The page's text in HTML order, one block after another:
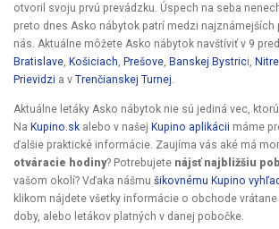
otvoril svoju prvú prevádzku. Úspech na seba
preto dnes Asko nábytok patrí medzi najznámejších
nás. Aktuálne môžete Asko nábytok navštíviť v 9
Bratislave, Košiciach, Prešove, Banskej Bystrici, Nitre
Prievidzi a v Trenčianskej Turnej.
Aktuálne letáky Asko nábytok nie sú jediná vec,
Na Kupino.sk alebo v našej Kupino aplikácii máme
ďalšie praktické informácie. Zaujíma vás aké má
otváracie hodiny? Potrebujete nájsť najbližšiu
vašom okolí? Vďaka nášmu šikovnému Kupino
klikom nájdete všetky informácie o obchode
doby, alebo letákov platných v danej pobočke.